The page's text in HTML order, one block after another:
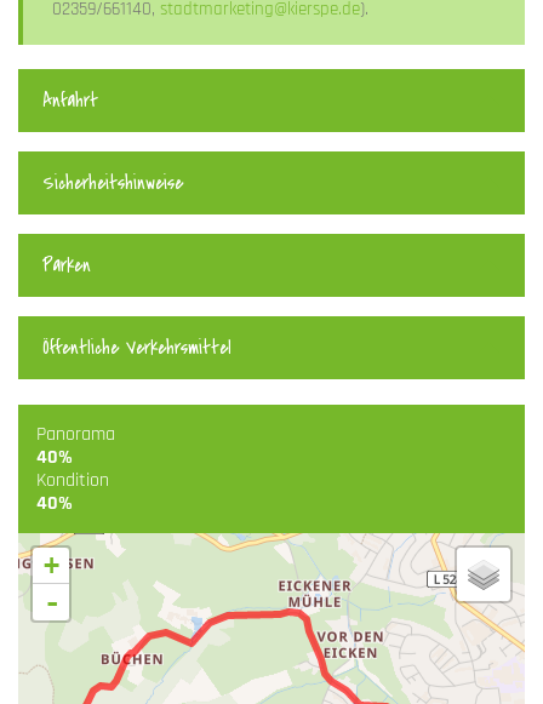
02359/661140, stadtmarketing@kierspe.de).
Anfahrt
Sicherheitshinweise
Parken
Öffentliche Verkehrsmittel
Panorama
40%
Kondition
40%
+
-